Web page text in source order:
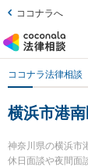
ココナラへ
ココナラ法律相談
横浜市港
神奈川県の横浜市
休日面談や夜間面